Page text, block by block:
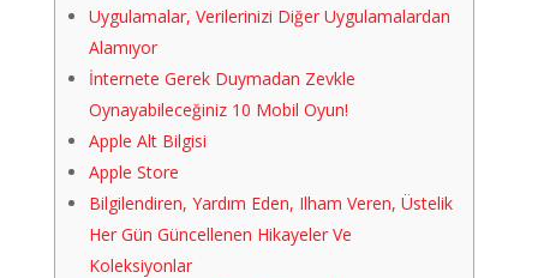
Uygulamalar, Verilerinizi Diğer Uygulamalardan
Alamıyor
İnternete Gerek Duymadan Zevkle
Oynayabileceğiniz 10 Mobil Oyun!
Apple Alt Bilgisi
Apple Store
Bilgilendiren, Yardım Eden, Ilham Veren, Üstelik
Her Gün Güncellenen Hikayeler Ve
Koleksiyonlar